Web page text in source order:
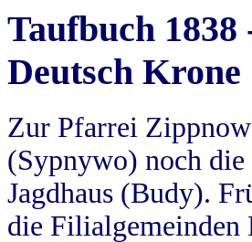
Taufbuch
Deutsch Krone
Zur Pfarrei
(Sypnywo) noch
Jagdhaus (Budy).
die Filialgemeinden